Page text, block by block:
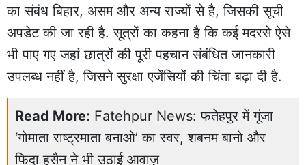
का संबंध बिहार, असम और अन्य राज्यों से है, जिसकी सूची
अपडेट की जा रही है. सूत्रों का कहना है कि कई मदरसे ऐसे
भी पाए गए जहां छात्रों की पूरी पहचान संबंधित जानकारी
उपलब्ध नहीं है, जिसने सुरक्षा एजेंसियों की चिंता बढ़ा दी है.
Read More: Fatehpur News: फतेहपुर में गूंजा
‘गोमाता राष्ट्रमाता बनाओ’ का स्वर, शबनम बानो और
फिदा हुसैन ने भी उठाई आवाज़